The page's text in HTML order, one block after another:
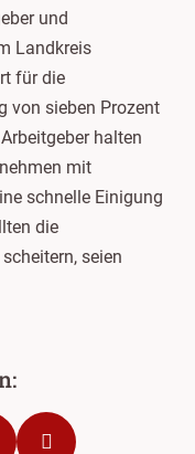
und
Landkreis
für die
von sieben Prozent
halten
mit
schnelle Einigung
die
seien